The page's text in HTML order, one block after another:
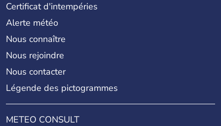
Certificat d'intempéries
Alerte météo
Nous connaître
Nous rejoindre
Nous contacter
Légende des pictogrammes
METEO CONSULT